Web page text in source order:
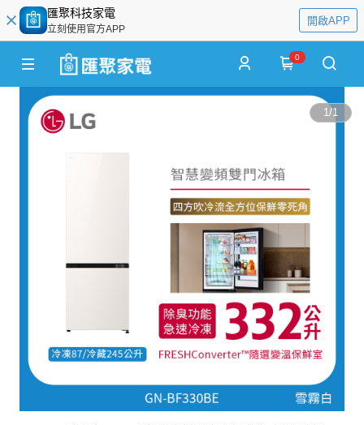
匯聚科技家電
立刻使用官方APP
開啟APP
0
1/1